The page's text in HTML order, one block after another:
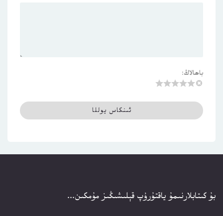
باھالاڭ:
بۇ كىتابلارنىمۇ ياقتۇرۇپ قېلىشىڭىز مۇمكىن...